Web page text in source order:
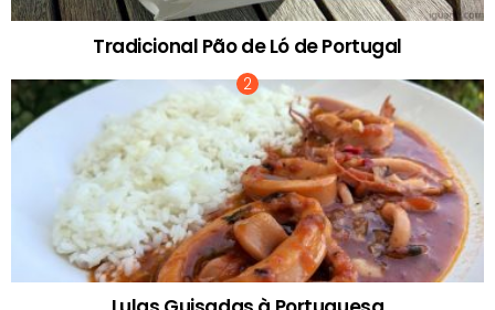
Tradicional Pão de Ló de Portugal